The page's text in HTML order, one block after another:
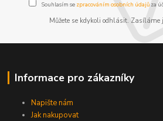
Souhlasím se zpracováním osobních údajůza
Můžete se kdykoli odhlásit. Zasíláme
Informace pro zákazníky
Napište nám
Jak nakupovat